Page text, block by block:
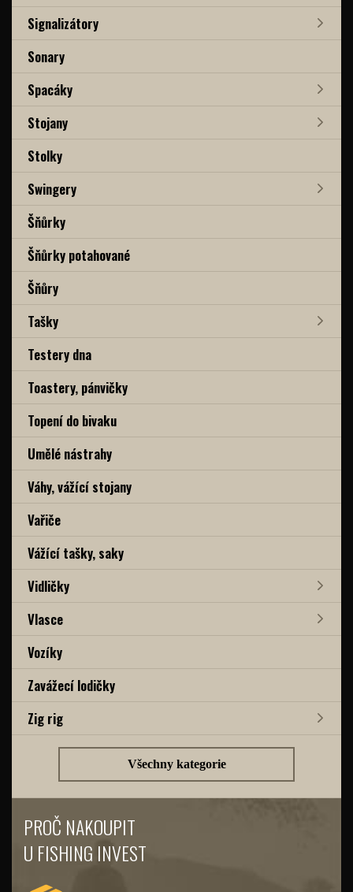
Signalizátory
Sonary
Spacáky
Stojany
Stolky
Swingery
Šňůrky
Šňůrky potahované
Šňůry
Tašky
Testery dna
Toastery, pánvičky
Topení do bivaku
Umělé nástrahy
Váhy, vážící stojany
Vařiče
Vážící tašky, saky
Vidličky
Vlasce
Vozíky
Zavážecí lodičky
Zig rig
Všechny kategorie
PROČ NAKOUPIT
U FISHING INVEST